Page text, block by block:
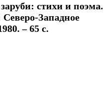
стихи и поэма.
Западное
– 65 с.